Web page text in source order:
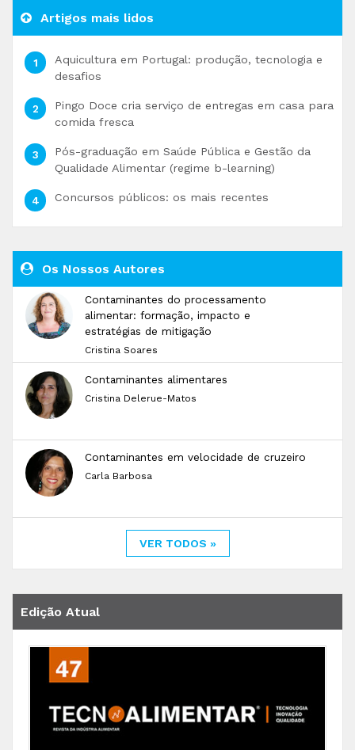
Artigos mais lidos
Aquicultura em Portugal: produção, tecnologia e
desafios
Pingo Doce cria serviço de entregas em casa para
comida fresca
Pós-graduação em Saúde Pública e Gestão da
Qualidade Alimentar (regime b-learning)
Concursos públicos: os mais recentes
Os Nossos Autores
Contaminantes do processamento
alimentar: formação, impacto e
estratégias de mitigação
Cristina Soares
Contaminantes alimentares
Cristina Delerue-Matos
Contaminantes em velocidade de cruzeiro
Carla Barbosa
VER TODOS »
Edição Atual